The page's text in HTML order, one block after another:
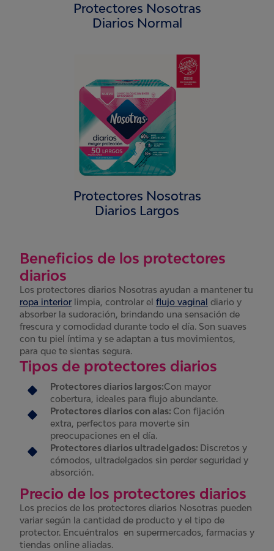
Protectores Nosotras
Diarios Normal
Protectores Nosotras
Diarios Largos
Beneficios de los protectores
diarios
Los protectores diarios Nosotras ayudan a mantener tu
ropa interiorlimpia, controlar el flujo vaginal diario y
absorber la sudoración, brindando una sensación de
frescura y comodidad durante todo el día. Son suaves
con tu piel íntima y se adaptan a tus movimientos,
para que te sientas segura.
Tipos de protectores diarios
Protectores diarios largos:Con mayor
cobertura, ideales para flujo abundante.
Protectores diarios con alas: Con fijación
extra, perfectos para moverte sin
preocupaciones en el día.
Protectores diarios ultradelgados: Discretos y
cómodos, ultradelgados sin perder seguridad y
absorción.
Precio de los protectores diarios
Los precios de los protectores diarios Nosotras pueden
variar según la cantidad de producto y el tipo de
protector. Encuéntralos en supermercados, farmacias y
tiendas online aliadas.